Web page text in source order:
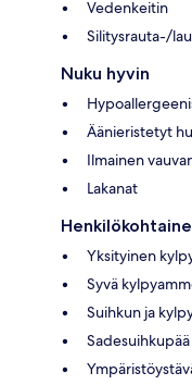
Vedenkeitin
Silitysrauta-/
Nuku hyvin
Äänieristetyt
Ilmainen
Lakanat
Yksityinen
Syvä
Suihkun ja
Sadesuihkupää